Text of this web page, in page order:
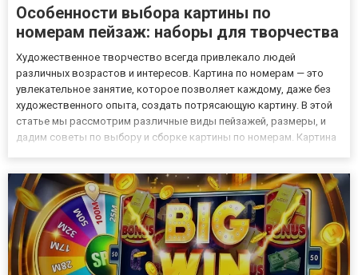
Особенности выбора картины по
номерам пейзаж: наборы для творчества
Художественное творчество всегда привлекало людей
различных возрастов и интересов. Картина по номерам — это
увлекательное занятие, которое позволяет каждому, даже без
художественного опыта, создать потрясающую картину. В этой
статье мы рассмотрим различные виды пейзажей, размеры, и
дадим советы по выбору и сборке картины по номерам. Картина
зоны...